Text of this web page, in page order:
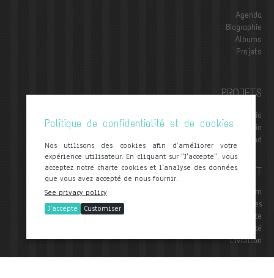
Agenda
Biographie
Albums
Projets
PROJETS
Fred Nardin Trio
Switch trio
The Amazing Keystone Big Band
CONTACT
contact@frednardin.com
Mentions Légales
Conditions Générales de Vente
Politique de confidentialité
Livraison
Politique de confidentialité et de cookies
Nos utilisons des cookies afin d’améliorer votre
expérience utilisateur. En cliquant sur "J'accepte", vous
acceptez notre charte cookies et l'analyse des données
que vous avez accepté de nous fournir.
See privacy policy
J'accepte
Customiser